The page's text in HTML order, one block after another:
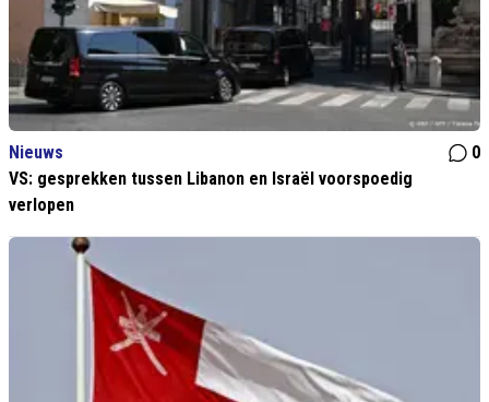
Nieuws
0
VS: gesprekken tussen Libanon en Israël voorspoedig
verlopen